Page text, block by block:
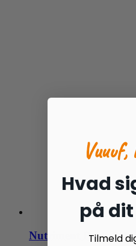
Nutriment Pork &
Hvad
på
Tilmeld